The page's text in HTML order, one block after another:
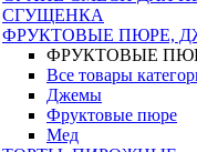
СГУЩЕНКА
ФРУКТОВЫЕ ПЮРЕ,
ФРУКТОВЫЕ
Все товары
Джемы
Фруктовые пюре
Мед